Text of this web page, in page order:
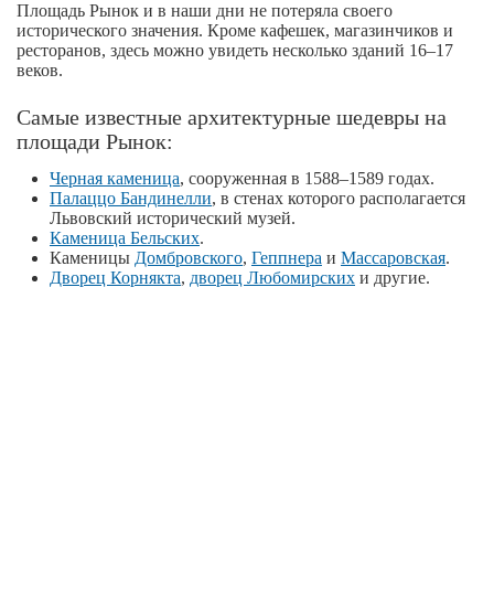
Площадь Рынок и в наши дни не потеряла своего
исторического значения. Кроме кафешек, магазинчиков и
ресторанов, здесь можно увидеть несколько зданий 16–17
веков.
Самые известные архитектурные шедевры на
площади Рынок:
Черная каменица, сооруженная в 1588–1589 годах.
Палаццо Бандинелли, в стенах которого располагается
Львовский исторический музей.
Каменица Бельских.
Каменицы Домбровского, Геппнера и Массаровская.
Дворец Корнякта, дворец Любомирских и другие.